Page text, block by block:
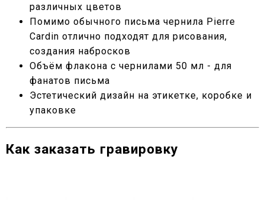
различных цветов
Помимо обычного письма чернила Pierre
Cardin отлично подходят для рисования,
создания набросков
Объём флакона с чернилами 50 мл - для
фанатов письма
Эстетический дизайн на этикетке, коробке и
упаковке
Как заказать гравировку